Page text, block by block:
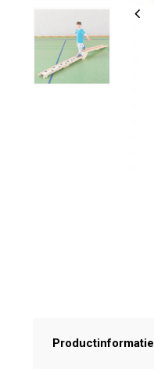
Productinformatie